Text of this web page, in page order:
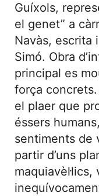
Guíxols,
el genet” a
Navàs, escrita
Simó. Obra
principal es
força
el plaer que
éssers
sentiments de
partir d’uns